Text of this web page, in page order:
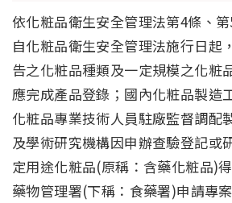
依化粧品衛生安全管理法第4條、第
自化粧品衛生安全管理法施行日起
告之化粧品種類及一定規模之化粧
應完成產品登錄；國內化粧品製造
化粧品專業技術人員駐廠監督調配
及學術研究機構因申辦查驗登記或
定用途化粧品(原稱：含藥化粧品)
藥物管理署(下稱：食藥署)申請專